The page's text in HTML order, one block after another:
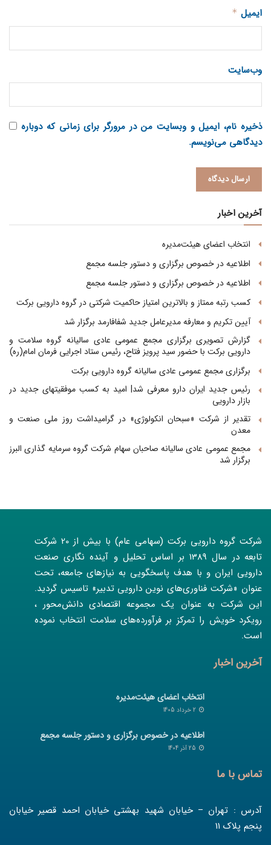
برچسب ها: بانکداری گروه دارویی برکت همکاری
ایمیل *
وب‌سایت
ذخیره نام، ایمیل و وبسایت من در مرورگر برای زمانی که دوباره
دیدگاهی می‌نویسم.
آخرین اخبار
انتخاب اعضای هیئت‌مدیره
اطلاعیه در خصوص برگزاری و دستور جلسه مجمع
اطلاعیه در خصوص برگزاری و دستور جلسه مجمع
کسب رتبه ممتاز و بالاترین امتیاز حاکمیت شرکتی در گروه دارویی برکت
آیین تکریم و معارفه مدیرعامل جدید شفافارمد برگزار شد
گزارش تصویری برگزاری مجمع عمومی عادی سالیانه گروه سلامت و
دارویی برکت با حضور سید پرویز فتاح، رئیس ستاد اجرایی فرمان امام(ره)
برگزاری مجمع عمومی عادی سالیانه گروه دارویی برکت
رئیس جدید ایران دارو معرفی شد| امید به کسب موفقیتهای جدید در
بازار دارویی
تقدیر از شرکت «سبحان انکولوژی» در گرامیداشت روز ملی صنعت و
معدن
مجمع عمومی عادی سالیانه صاحبان سهام شرکت گروه سرمایه گذاری البرز
برگزار شد
شرکت گروه دارویی برکت (سهامی عام) با بیش از 20 شرکت
تابعه در سال 1389 بر اساس تحلیل و آینده نگاری صنعت
دارویی ایران و با هدف پاسخگویی به نیازهای جامعه، تحت
عنوان «شرکت فناوری‌های نوین دارویی تدبیر» تاسیس گردید.
این شرکت به عنوان یک مجموعه اقتصادی دانش‌محور ،
رویکرد خویش را تمرکز بر فرآورده‌های سلامت انتخاب نموده
است.
آخرین اخبار
انتخاب اعضای هیئت‌مدیره
اطلاعیه در خصوص برگزاری و دستور جلسه مجمع
تماس با ما
آدرس : تهران – خیابان شهید بهشتی خیابان احمد قصیر خیابان
پنجم پلاک 11